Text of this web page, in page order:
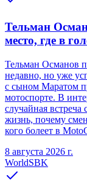
Тельман
место, где в
Тельман Османов
недавно, но уже
с сыном Маратом
мотоспорте. В
случайная
жизнь, почему
кого болеет в
8 августа 2026 г.
WorldSBK